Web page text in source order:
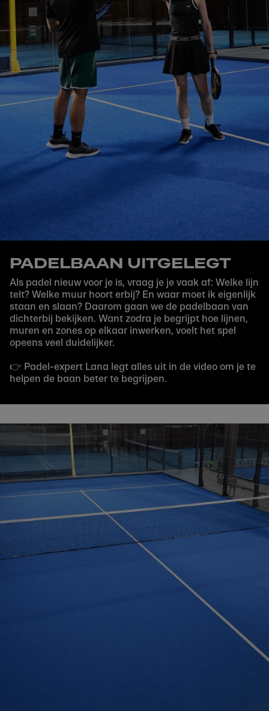
PADELBAAN UITGELEGT
Als padel nieuw voor je is, vraag je je vaak af: Welke lijn
telt? Welke muur hoort erbij? En waar moet ik eigenlijk
staan en slaan? Daarom gaan we de padelbaan van
dichterbij bekijken. Want zodra je begrijpt hoe lijnen,
muren en zones op elkaar inwerken, voelt het spel
opeens veel duidelijker.
👉 Padel-expert Lana legt alles uit in de video om je te
helpen de baan beter te begrijpen.